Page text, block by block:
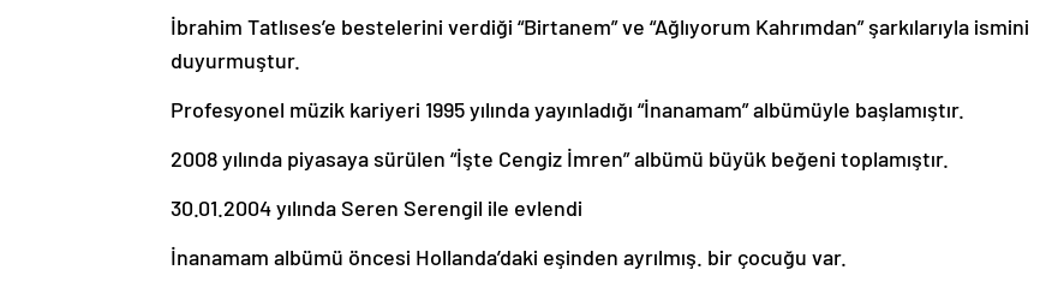
İbrahim Tatlıses’e bestelerini verdiği “Birtanem” ve “Ağlıyorum Kahrımdan” şarkılarıyla ismini
duyurmuştur.
Profesyonel müzik kariyeri 1995 yılında yayınladığı “İnanamam” albümüyle başlamıştır.
2008 yılında piyasaya sürülen “İşte Cengiz İmren” albümü büyük beğeni toplamıştır.
30.01.2004 yılında Seren Serengil ile evlendi
İnanamam albümü öncesi Hollanda’daki eşinden ayrılmış. bir çocuğu var.